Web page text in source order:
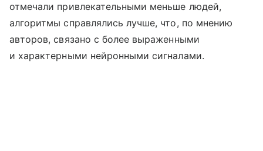
отмечали привлекательными меньше людей,
алгоритмы справлялись лучше, что, по мнению
авторов, связано с более выраженными
и характерными нейронными сигналами.